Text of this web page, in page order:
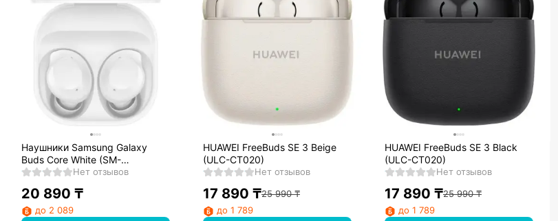
Наушники Samsung Galaxy
Buds Core White (SM-
R410NZWACIS)Нет отзывов
20 890 ₸
до 2 089
HUAWEI FreeBuds SE 3 Beige
(ULC-CT020)
Нет отзывов
17 890 ₸25 990₸
до 1 789
HUAWEI FreeBuds SE 3 Black
(ULC-CT020)
Нет отзывов
17 890 ₸25 990₸
до 1 789